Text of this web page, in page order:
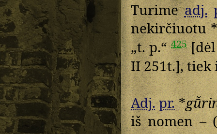
Turimeadj.
nekirčiuotu *
„t. p.“425
II 251t.], tiek
Adj.pr.*
iš nomen –